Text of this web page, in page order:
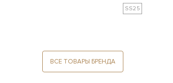
SS25
ВСЕ ТОВАРЫ БРЕНДА